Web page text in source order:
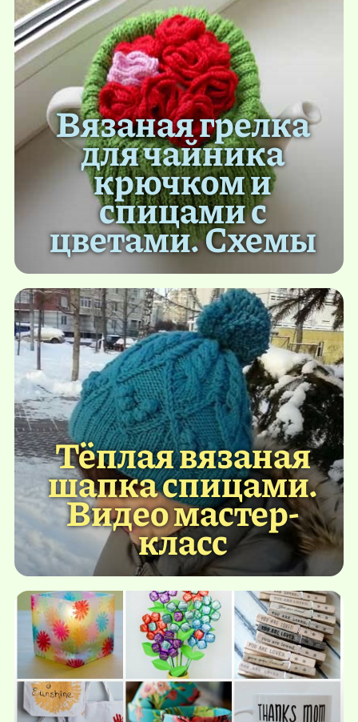
Вязаная грелка
для чайника
крючком и
спицами с
цветами. Схемы
Тёплая вязаная
шапка спицами.
Видео мастер-
класс